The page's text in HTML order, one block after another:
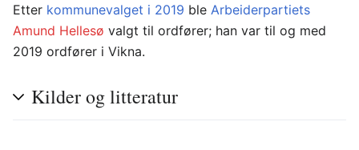
Etter kommunevalget i 2019 ble Arbeiderpartiets
Amund Hellesø valgt til ordfører; han var til og med
2019 ordfører i Vikna.
Kilder og litteratur